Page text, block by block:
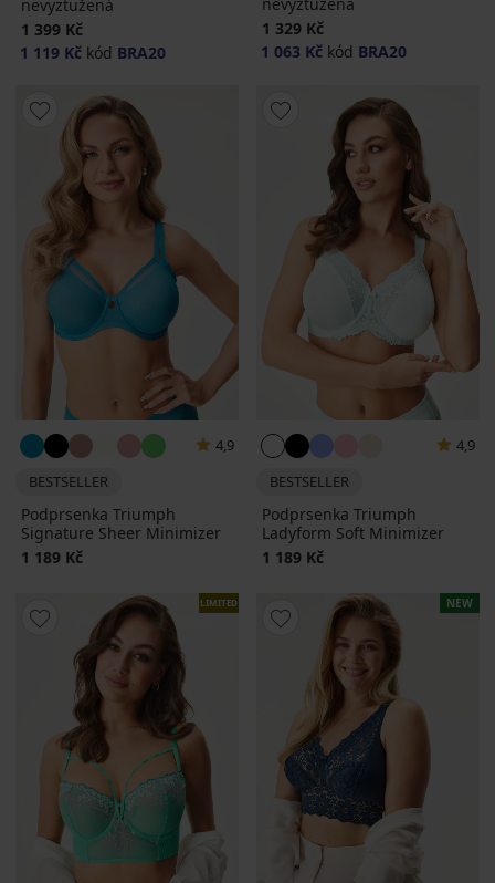
nevyztužená
1 399 Kč
1 119 Kč kód BRA20
1 329 Kč
1 063 Kč kód BRA20
4,9
BESTSELLER
Podprsenka Triumph
Signature Sheer Minimizer
1 189 Kč
4,9
BESTSELLER
Podprsenka Triumph
Ladyform Soft Minimizer
1 189 Kč
LIMITED NEW